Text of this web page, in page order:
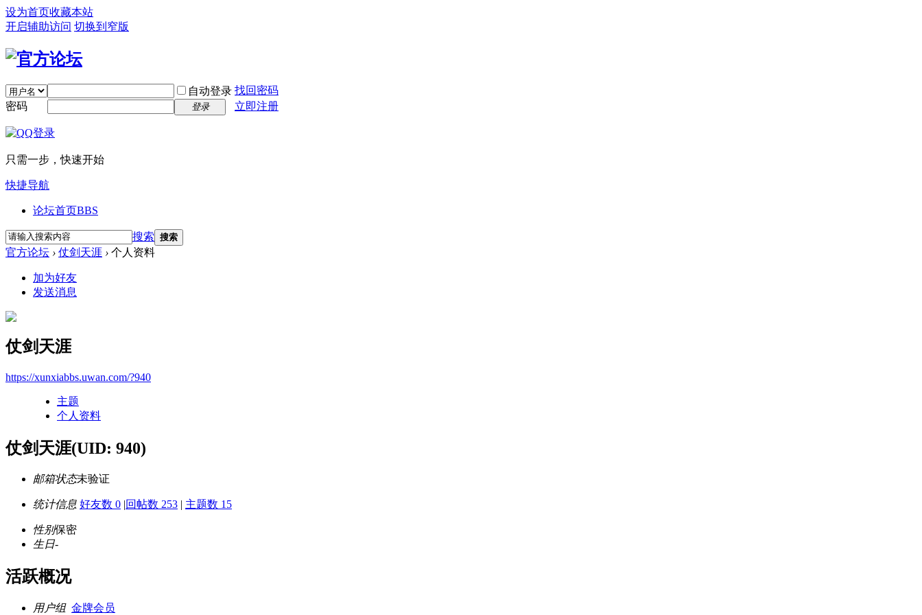
设为首页收藏本站
开启辅助访问 切换到窄版
自动登录 找回密码
密码
登录 立即注册
只需一步，快速开始
快捷导航
论坛首页BBS
搜索 搜索
官方论坛 › 仗剑天涯 › 个人资料
加为好友
发送消息
仗剑天涯
https://xunxiabbs.uwan.com/?940
主题
个人资料
仗剑天涯(UID: 940)
邮箱状态未验证
统计信息 好友数 0 |回帖数 253 | 主题数 15
性别保密
生日-
活跃概况
用户组 金牌会员